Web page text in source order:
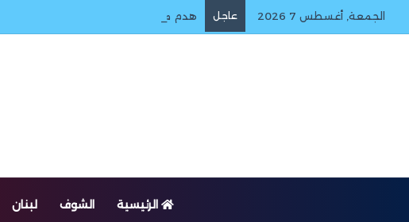
الجمعة, أغسطس 7 2026 عاجل هدم منزل في الدبش – بنت جبيل وتحليق
الرئيسية الشوف لبنان